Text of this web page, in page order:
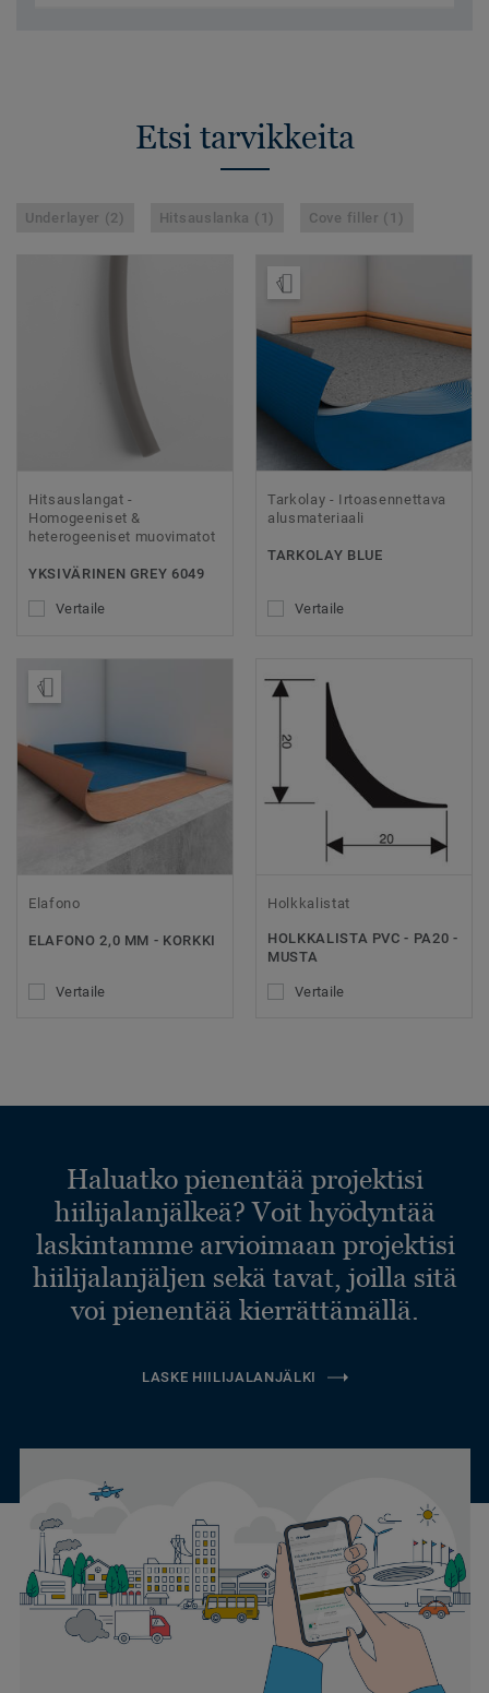
Etsi tarvikkeita
Underlayer (2) Hitsauslanka (1) Cove filler (1)
Hitsauslangat -
Homogeeniset &
heterogeeniset muovimatot
YKSIVÄRINEN GREY 6049
Vertaile
Tarkolay - Irtoasennettava
alusmateriaali
TARKOLAY BLUE
Vertaile
Elafono
ELAFONO 2,0 MM - KORKKI
Vertaile
Holkkalistat
HOLKKALISTA PVC - PA20 -
MUSTA
Vertaile
Haluatko pienentää projektisi
hiilijalanjälkeä? Voit hyödyntää
laskintamme arvioimaan projektisi
hiilijalanjäljen sekä tavat, joilla sitä
voi pienentää kierrättämällä.
LASKE HIILIJALANJÄLKI